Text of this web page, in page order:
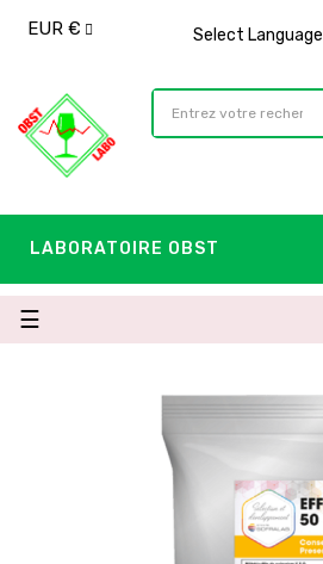
EUR € Select Language
LABORATOIRE OBST
Basculer
la
☰